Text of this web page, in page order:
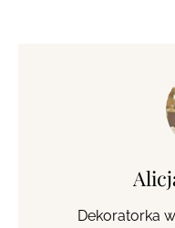
Dekoratorka